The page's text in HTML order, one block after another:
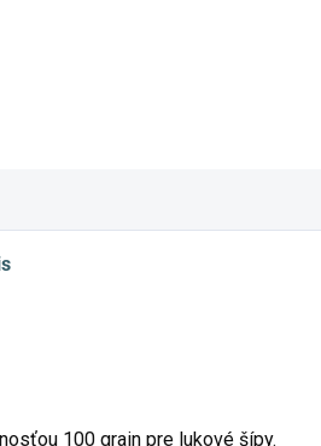
100 grain pre lukové šípy.